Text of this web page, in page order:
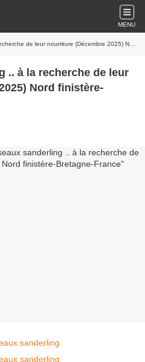
MENU
nourriture (Décembre 2025) Nord finistère-Bretagne-France
.. à la recherche de leur
Nord finistère-